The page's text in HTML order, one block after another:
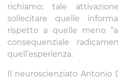
richiamo; tale
sollecitare quelle
rispetto a quelle meno
consequenziale
quell’esperienza.
Il neuroscienziato Antonio